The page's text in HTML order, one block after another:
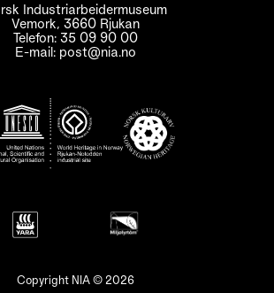
Industriarbeidermuseum
Vemork, 3660 Rjukan
Telefon: 35 09 90 00
E-mail: post@nia.no
Copyright NIA © 2026